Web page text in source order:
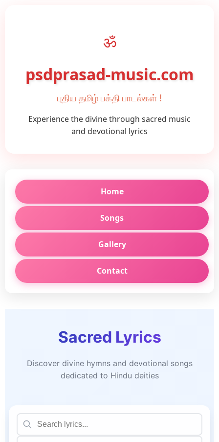
ॐ
psdprasad-music.com
புதிய தமிழ் பக்தி பாடல்கள் !
Experience the divine through sacred music
and devotional lyrics
Home
Songs
Gallery
Contact
Sacred Lyrics
Discover divine hymns and devotional songs
dedicated to Hindu deities